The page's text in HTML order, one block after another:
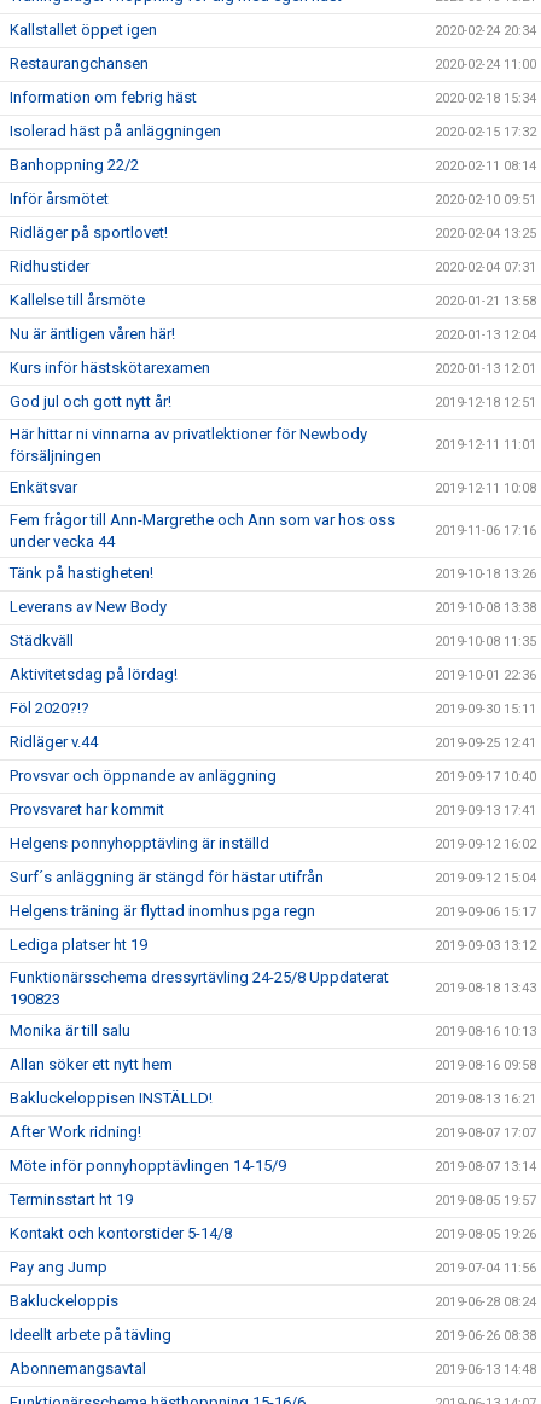
Kallstallet öppet igen 2020-02-24 20:34
Restaurangchansen 2020-02-24 11:00
Information om febrig häst 2020-02-18 15:34
Isolerad häst på anläggningen 2020-02-15 17:32
Banhoppning 22/2 2020-02-11 08:14
Inför årsmötet 2020-02-10 09:51
Ridläger på sportlovet! 2020-02-04 13:25
Ridhustider 2020-02-04 07:31
Kallelse till årsmöte 2020-01-21 13:58
Nu är äntligen våren här! 2020-01-13 12:04
Kurs inför hästskötarexamen 2020-01-13 12:01
God jul och gott nytt år! 2019-12-18 12:51
Här hittar ni vinnarna av privatlektioner för Newbody
försäljningen
2019-12-11 11:01
Enkätsvar 2019-12-11 10:08
Fem frågor till Ann-Margrethe och Ann som var hos oss
under vecka 44
2019-11-06 17:16
Tänk på hastigheten! 2019-10-18 13:26
Leverans av New Body 2019-10-08 13:38
Städkväll 2019-10-08 11:35
Aktivitetsdag på lördag! 2019-10-01 22:36
Föl 2020?!? 2019-09-30 15:11
Ridläger v.44 2019-09-25 12:41
Provsvar och öppnande av anläggning 2019-09-17 10:40
Provsvaret har kommit 2019-09-13 17:41
Helgens ponnyhopptävling är inställd 2019-09-12 16:02
Surf´s anläggning är stängd för hästar utifrån 2019-09-12 15:04
Helgens träning är flyttad inomhus pga regn 2019-09-06 15:17
Lediga platser ht 19 2019-09-03 13:12
Funktionärsschema dressyrtävling 24-25/8 Uppdaterat
190823
2019-08-18 13:43
Monika är till salu 2019-08-16 10:13
Allan söker ett nytt hem 2019-08-16 09:58
Bakluckeloppisen INSTÄLLD! 2019-08-13 16:21
After Work ridning! 2019-08-07 17:07
Möte inför ponnyhopptävlingen 14-15/9 2019-08-07 13:14
Terminsstart ht 19 2019-08-05 19:57
Kontakt och kontorstider 5-14/8 2019-08-05 19:26
Pay ang Jump 2019-07-04 11:56
Bakluckeloppis 2019-06-28 08:24
Ideellt arbete på tävling 2019-06-26 08:38
Abonnemangsavtal 2019-06-13 14:48